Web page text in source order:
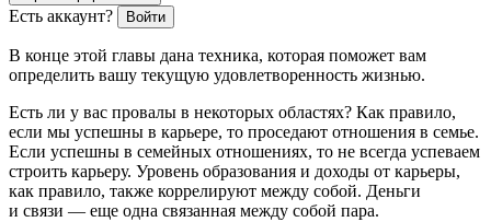
Есть аккаунт? Войти
В конце этой главы дана техника, которая поможет вам
определить вашу текущую удовлетворенность жизнью.
Есть ли у вас провалы в некоторых областях? Как правило,
если мы успешны в карьере, то проседают отношения в семье.
Если успешны в семейных отношениях, то не всегда успеваем
строить карьеру. Уровень образования и доходы от карьеры,
как правило, также коррелируют между собой. Деньги
и связи — еще одна связанная между собой пара.